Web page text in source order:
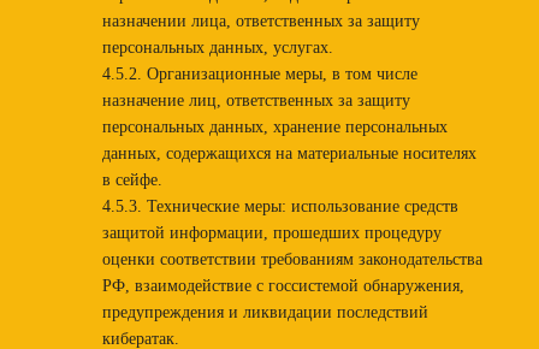
назначении лица, ответственных за защиту
персональных данных, услугах.
4.5.2. Организационные меры, в том числе
назначение лиц, ответственных за защиту
персональных данных, хранение персональных
данных, содержащихся на материальные носителях
в сейфе.
4.5.3. Технические меры: использование средств
защитой информации, прошедших процедуру
оценки соответствии требованиям законодательства
РФ, взаимодействие с госсистемой обнаружения,
предупреждения и ликвидации последствий
кибератак.